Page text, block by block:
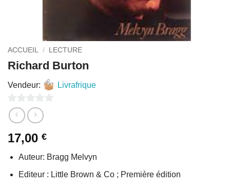
ACCUEIL / LECTURE
Richard Burton
Vendeur: Livrafrique
0
sur
5
17,00 €
Auteur: Bragg Melvyn
Editeur : Little Brown & Co ; Première édition